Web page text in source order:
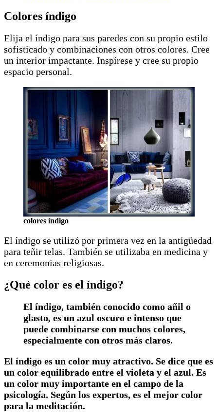
Colores índigo
Elija el índigo para sus paredes con su propio estilo
sofisticado y combinaciones con otros colores. Cree
un interior impactante. Inspírese y cree su propio
espacio personal.
colores índigo
El índigo se utilizó por primera vez en la antigüedad
para teñir telas. También se utilizaba en medicina y
en ceremonias religiosas.
¿Qué color es el índigo?
El índigo, también conocido como añil o
glasto, es un azul oscuro e intenso que
puede combinarse con muchos colores,
especialmente con otros más claros.
El índigo es un color muy atractivo. Se dice que es
un color equilibrado entre el violeta y el azul. Es
un color muy importante en el campo de la
psicología. Según los expertos, es el mejor color
para la meditación.